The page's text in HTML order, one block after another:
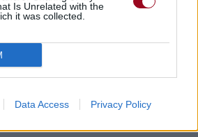
Is Unrelated with the
it was collected.
Data Access Privacy Policy